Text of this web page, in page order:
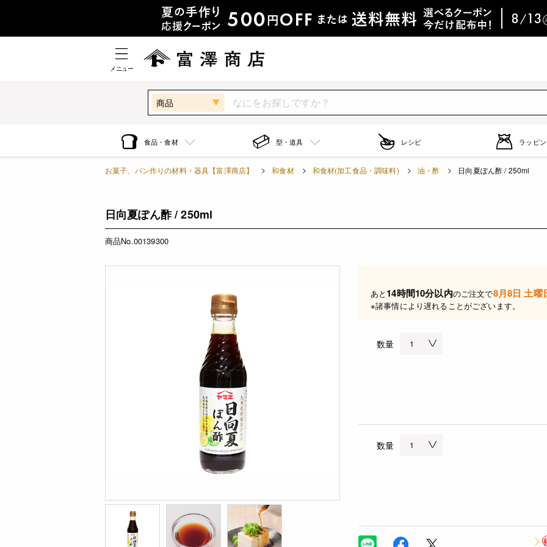
メニュー
商品
食品・食材 型・道具 レシピ ラッピ
お菓子、パン作りの材料・器具【富澤商店】 和食材 和食材(加工食品・調味料) 油・酢 日向夏ぽん酢 / 250ml
日向夏ぽん酢 / 250ml
商品No.00139300
あと 14時間10分以内のご注文で8月8日 土曜
※諸事情により遅れることがございます。
数量
数量